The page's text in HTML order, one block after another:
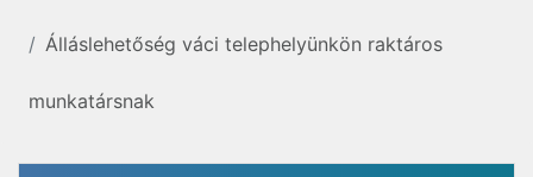
Álláslehetőség váci telephelyünkön raktáros
munkatársnak